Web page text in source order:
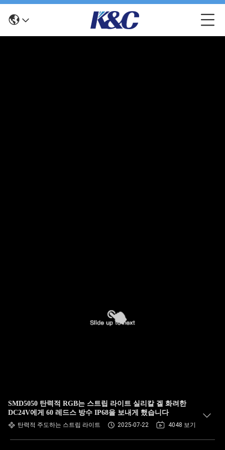
SMD5050 탄력적 RGB는 스트립 라이트 실리칼 겔 화려한
DC24V에게 60 레드스 방수 IP68을 보내게 했습니다
탄력적 주도하는 스트립 라이트 2025-07-22 4048 보기